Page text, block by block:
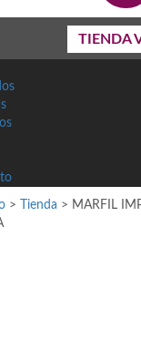
TIENDA
> Tienda > MARFIL